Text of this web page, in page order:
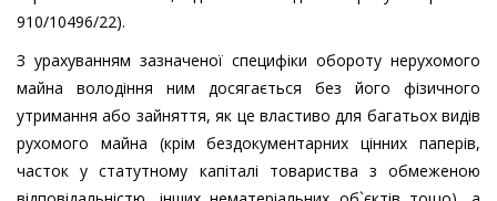
910/10496/22).
З урахуванням зазначеної специфіки обороту нерухомого
майна володіння ним досягається без його фізичного
утримання або зайняття, як це властиво для багатьох видів
рухомого майна (крім бездокументарних цінних паперів,
часток у статутному капіталі товариства з обмеженою